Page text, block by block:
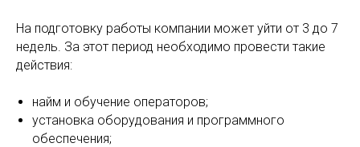
На подготовку работы компании может уйти от 3 до 7
недель. За этот период необходимо провести такие
действия:
найм и обучение операторов;
установка оборудования и программного
обеспечения;